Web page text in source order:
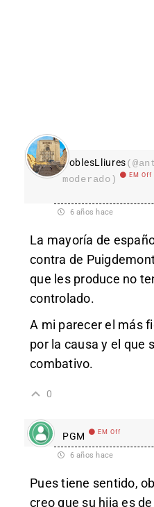
PoblesLliures
moderado)
EM Off
6 años hace
La mayoría de
contra de
que les produce no
controlado.
A mi parecer el más
por la causa y el que
combativo.
0
PGM EM Off
6 años hace
Pues tiene sentido,
creo que su hija es